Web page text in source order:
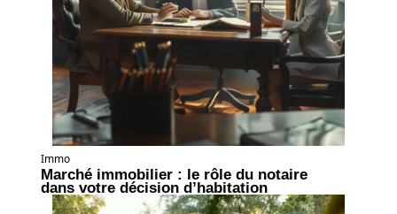
Immo
Marché immobilier : le rôle du notaire
dans votre décision d’habitation